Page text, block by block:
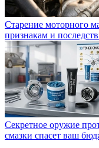
Старение моторного
признакам и
Секретное оружие
смазки спасет ваш